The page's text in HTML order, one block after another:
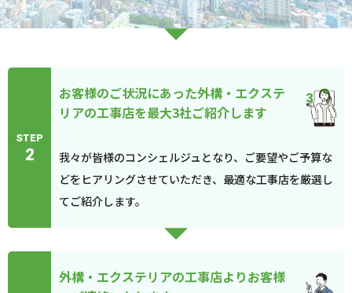
STEP
2
お客様のご状況にあった外構・エクステ
リアの工事店を最大3社ご紹介します
我々が皆様のコンシェルジュとなり、ご要望やご予算な
どをヒアリングさせていただき、最適な工事店を厳選し
てご紹介します。
外構・エクステリアの工事店よりお客様